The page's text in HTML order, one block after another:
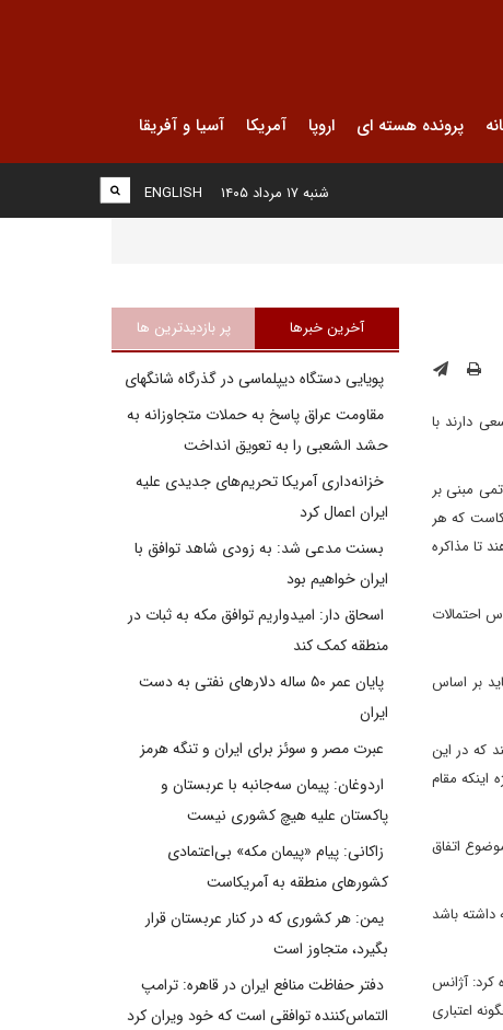
پرونده هسته ای اروپا آمریکا آسیا و آفریقا
ENGLISH شنبه ۱۷ مرداد ۱۴۰۵
دارند با
مبنی بر
که هر
تاثیر قرار دهند تا مذاکره
احتمالات
بر اساس
که در این
اینکه مقام
اتفاق
باشد
کرد: آژانس
اعتباری
آخرین خبرها پر بازدیدترین ها
پویایی دستگاه دیپلماسی در گذرگاه شانگهای
مقاومت عراق پاسخ به حملات متجاوزانه به
حشد الشعبی را به تعویق انداخت
خزانه‌داری آمریکا تحریم‌های جدیدی علیه
ایران اعمال کرد
بسنت مدعی شد: به زودی شاهد توافق با
ایران خواهیم بود
اسحاق دار: امیدواریم توافق مکه به ثبات در
منطقه کمک کند
پایان عمر ۵۰ ساله دلارهای نفتی به دست
ایران
عبرت مصر و سوئز برای ایران و تنگه هرمز
اردوغان: پیمان سه‌جانبه با عربستان و
پاکستان علیه هیچ کشوری نیست
زاکانی: پیام «پیمان مکه» بی‌اعتمادی
کشورهای منطقه به آمریکاست
یمن: هر کشوری که در کنار عربستان قرار
بگیرد، متجاوز است
دفتر حفاظت منافع ایران در قاهره: ترامپ
التماس‌کننده توافقی است که خود ویران کرد